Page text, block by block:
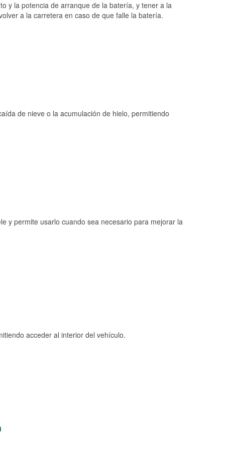
y la potencia de arranque de la batería, y tener a la
a la carretera en caso de que falle la batería.
de nieve o la acumulación de hielo, permitiendo
y permite usarlo cuando sea necesario para mejorar la
acceder al interior del vehículo.